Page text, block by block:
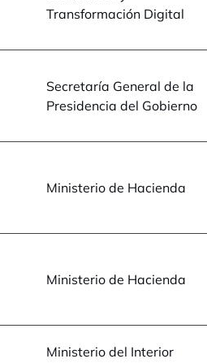
Transformación Digital
en una pestaña nueva
Secretaría General de la
Presidencia del Gobierno
en una pestaña nueva
Ministerio de Hacienda
en una pestaña nueva
Ministerio de Hacienda
en una pestaña nueva
Ministerio del Interior